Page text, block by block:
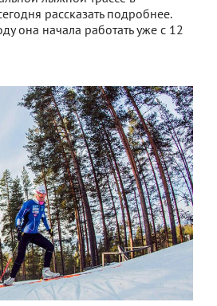
рассказать подробнее.
она начала работать уже с 12